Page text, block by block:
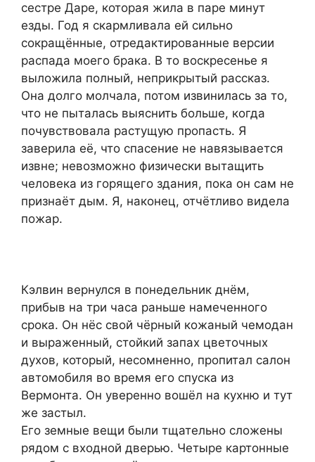
сестре Даре, которая жила в паре минут
езды. Год я скармливала ей сильно
сокращённые, отредактированные версии
распада моего брака. В то воскресенье я
выложила полный, неприкрытый рассказ.
Она долго молчала, потом извинилась за то,
что не пыталась выяснить больше, когда
почувствовала растущую пропасть. Я
заверила её, что спасение не навязывается
извне; невозможно физически вытащить
человека из горящего здания, пока он сам не
признаёт дым. Я, наконец, отчётливо видела
пожар.
Кэлвин вернулся в понедельник днём,
прибыв на три часа раньше намеченного
срока. Он нёс свой чёрный кожаный чемодан
и выраженный, стойкий запах цветочных
духов, который, несомненно, пропитал салон
автомобиля во время его спуска из
Вермонта. Он уверенно вошёл на кухню и тут
же застыл.
Его земные вещи были тщательно сложены
рядом с входной дверью. Четыре картонные